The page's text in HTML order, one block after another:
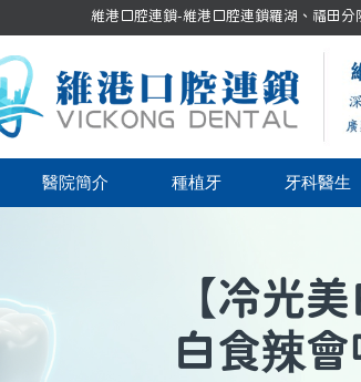
維港口腔連鎖-維港口腔連鎖羅湖、福田
醫院簡介 種植牙 牙科醫生
【冷光美
白食辣